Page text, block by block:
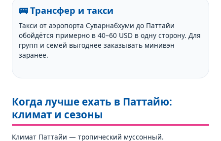
🚌 Трансфер и такси
Такси от аэропорта Суварнабхуми до Паттайи
обойдётся примерно в 40–60 USD в одну сторону. Для
групп и семей выгоднее заказывать минивэн
заранее.
Когда лучше ехать в Паттайю:
климат и сезоны
Климат Паттайи — тропический муссонный.